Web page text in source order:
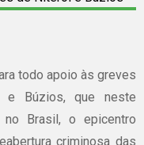
todo apoio às greves
e Búzios, que neste
Brasil, o epicentro
criminosa das